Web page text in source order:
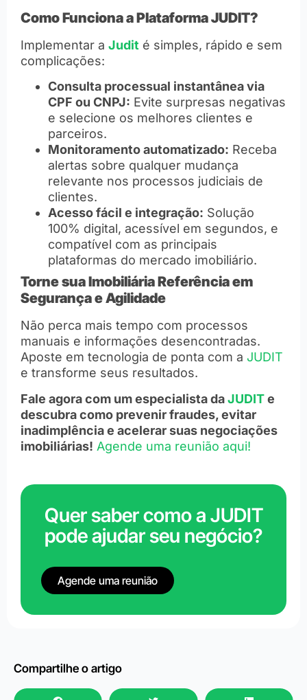
Como Funciona a Plataforma JUDIT?
Implementar a Judit é simples, rápido e sem
complicações:
Consulta processual instantânea via
CPF ou CNPJ: Evite surpresas negativas
e selecione os melhores clientes e
parceiros.
Monitoramento automatizado: Receba
alertas sobre qualquer mudança
relevante nos processos judiciais de
clientes.
Acesso fácil e integração: Solução
100% digital, acessível em segundos, e
compatível com as principais
plataformas do mercado imobiliário.
Torne sua Imobiliária Referência em
Segurança e Agilidade
Não perca mais tempo com processos
manuais e informações desencontradas.
Aposte em tecnologia de ponta com a JUDIT
e transforme seus resultados.
Fale agora com um especialista daJUDITe
descubra como prevenir fraudes, evitar
inadimplência e acelerar suas negociações
imobiliárias! Agende uma reunião aqui!
Quer saber como a JUDIT
pode ajudar seu negócio?
Agende uma reunião
Compartilhe o artigo